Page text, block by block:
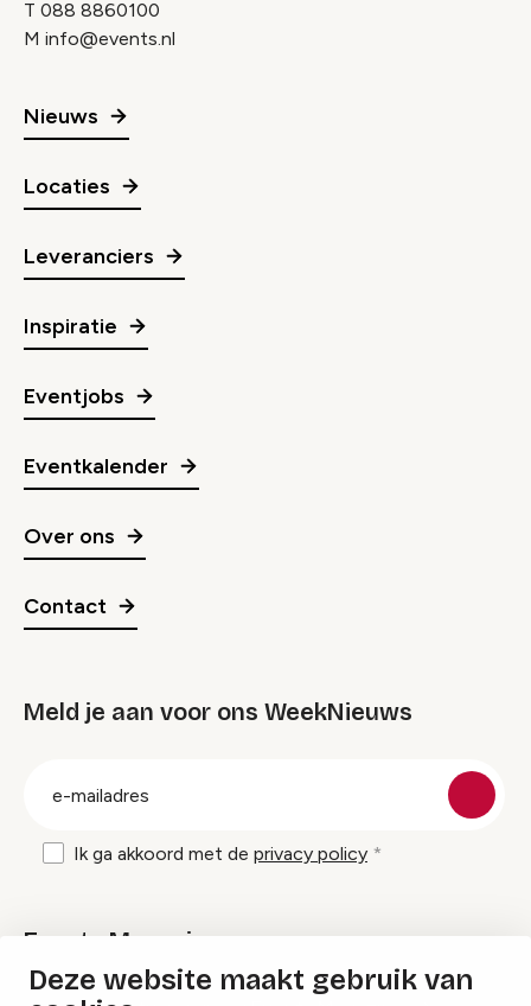
Deze website maakt gebruik van
T 088 8860100
M info@events.nl
Nieuws
Locaties
Leveranciers
Inspiratie
Eventjobs
Eventkalender
Over ons
Contact
Meld je aan voor ons WeekNieuws
Ik ga akkoord met de privacy policy
Events Magazine